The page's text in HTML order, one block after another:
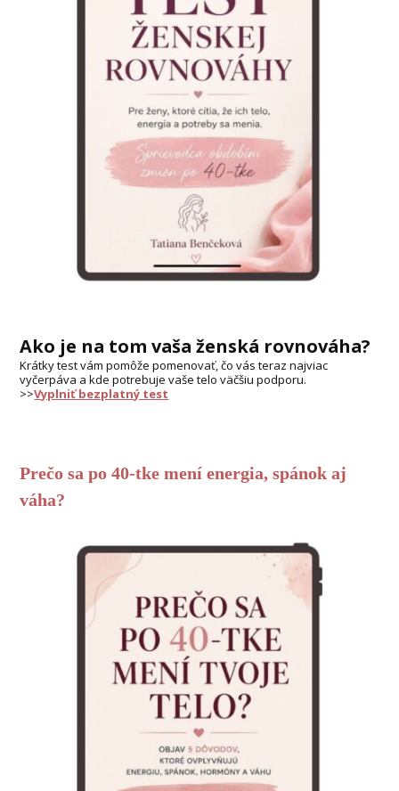
Ako je na tom vaša ženská rovnováha?
Krátky test vám pomôže pomenovať, čo vás teraz najviac
vyčerpáva a kde potrebuje vaše telo väčšiu podporu.
>>Vyplniť bezplatný test
Prečo sa po 40-tke mení energia, spánok aj
váha?